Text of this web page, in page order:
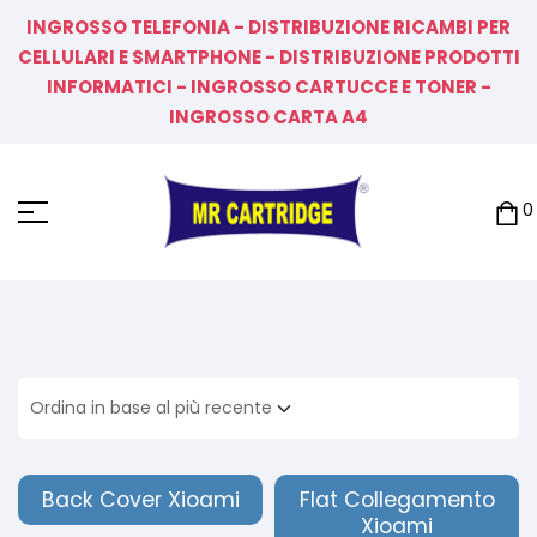
INGROSSO TELEFONIA - DISTRIBUZIONE RICAMBI PER
CELLULARI E SMARTPHONE - DISTRIBUZIONE PRODOTTI
INFORMATICI - INGROSSO CARTUCCE E TONER -
INGROSSO CARTA A4
0
Back Cover Xioami
Flat Collegamento
Xioami